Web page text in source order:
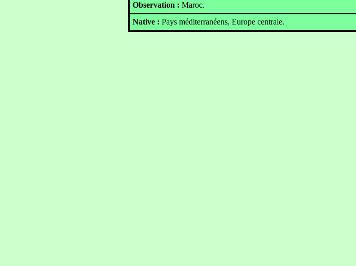
Observation : Maroc.
Native : Pays méditerranéens, Europe centrale.